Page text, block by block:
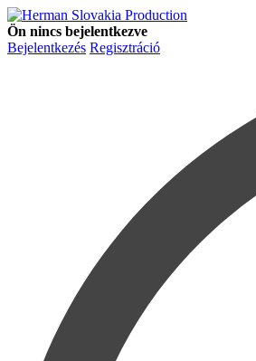
Ön nincs bejelentkezve
Bejelentkezés Regisztráció